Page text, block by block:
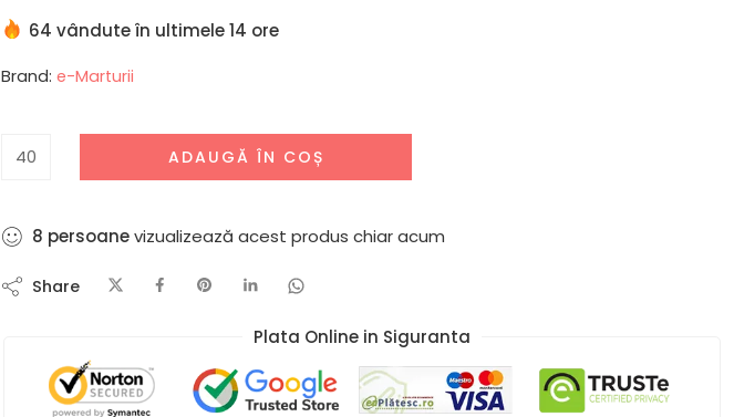
64 vândute în ultimele 14 ore
Brand: e-Marturii
ADAUGĂ ÎN COȘ
11 persoanevizualizează acest produs chiar acum
Share
Plata Online in Siguranta​